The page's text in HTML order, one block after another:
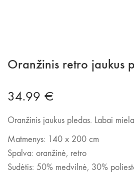
Oranžinis retro jaukus
34.99 €
Oranžinis jaukus pledas. Labai
Matmenys: 140 x 200 cm
Spalva: oranžinė, retro
Sudėtis: 50% medvilnė, 30%